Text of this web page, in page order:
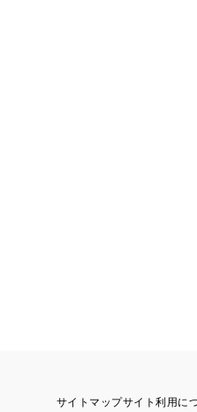
サイトマップサイト利用に